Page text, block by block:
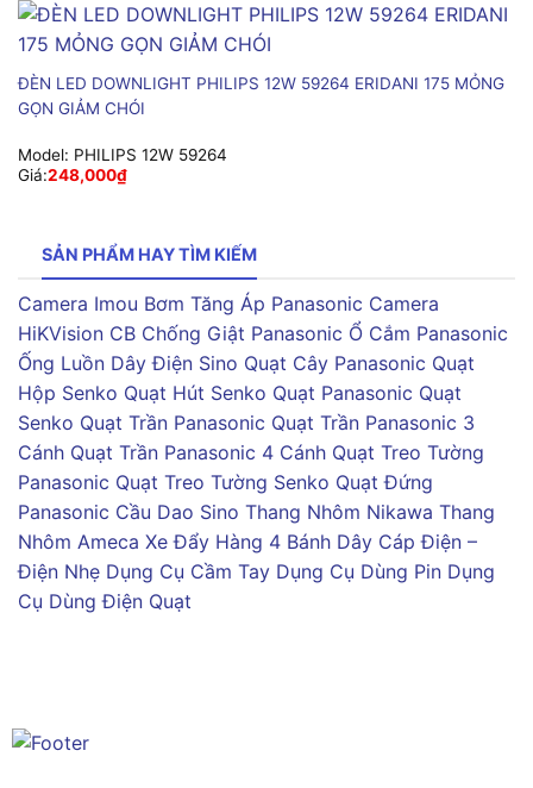
ĐÈN LED DOWNLIGHT PHILIPS 12W 59264 ERIDANI 175 MỎNG
GỌN GIẢM CHÓI
Model: PHILIPS 12W 59264
Giá:248,000₫
SẢN PHẨM HAY TÌM KIẾM
Camera Imou Bơm Tăng Áp Panasonic Camera
HiKVision CB Chống Giật Panasonic Ổ Cắm Panasonic
Ống Luồn Dây Điện Sino Quạt Cây Panasonic Quạt
Hộp Senko Quạt Hút Senko Quạt Panasonic Quạt
Senko Quạt Trần Panasonic Quạt Trần Panasonic 3
Cánh Quạt Trần Panasonic 4 Cánh Quạt Treo Tường
Panasonic Quạt Treo Tường Senko Quạt Đứng
Panasonic Cầu Dao Sino Thang Nhôm Nikawa Thang
Nhôm Ameca Xe Đẩy Hàng 4 Bánh Dây Cáp Điện –
Điện Nhẹ Dụng Cụ Cầm Tay Dụng Cụ Dùng Pin Dụng
Cụ Dùng Điện Quạt